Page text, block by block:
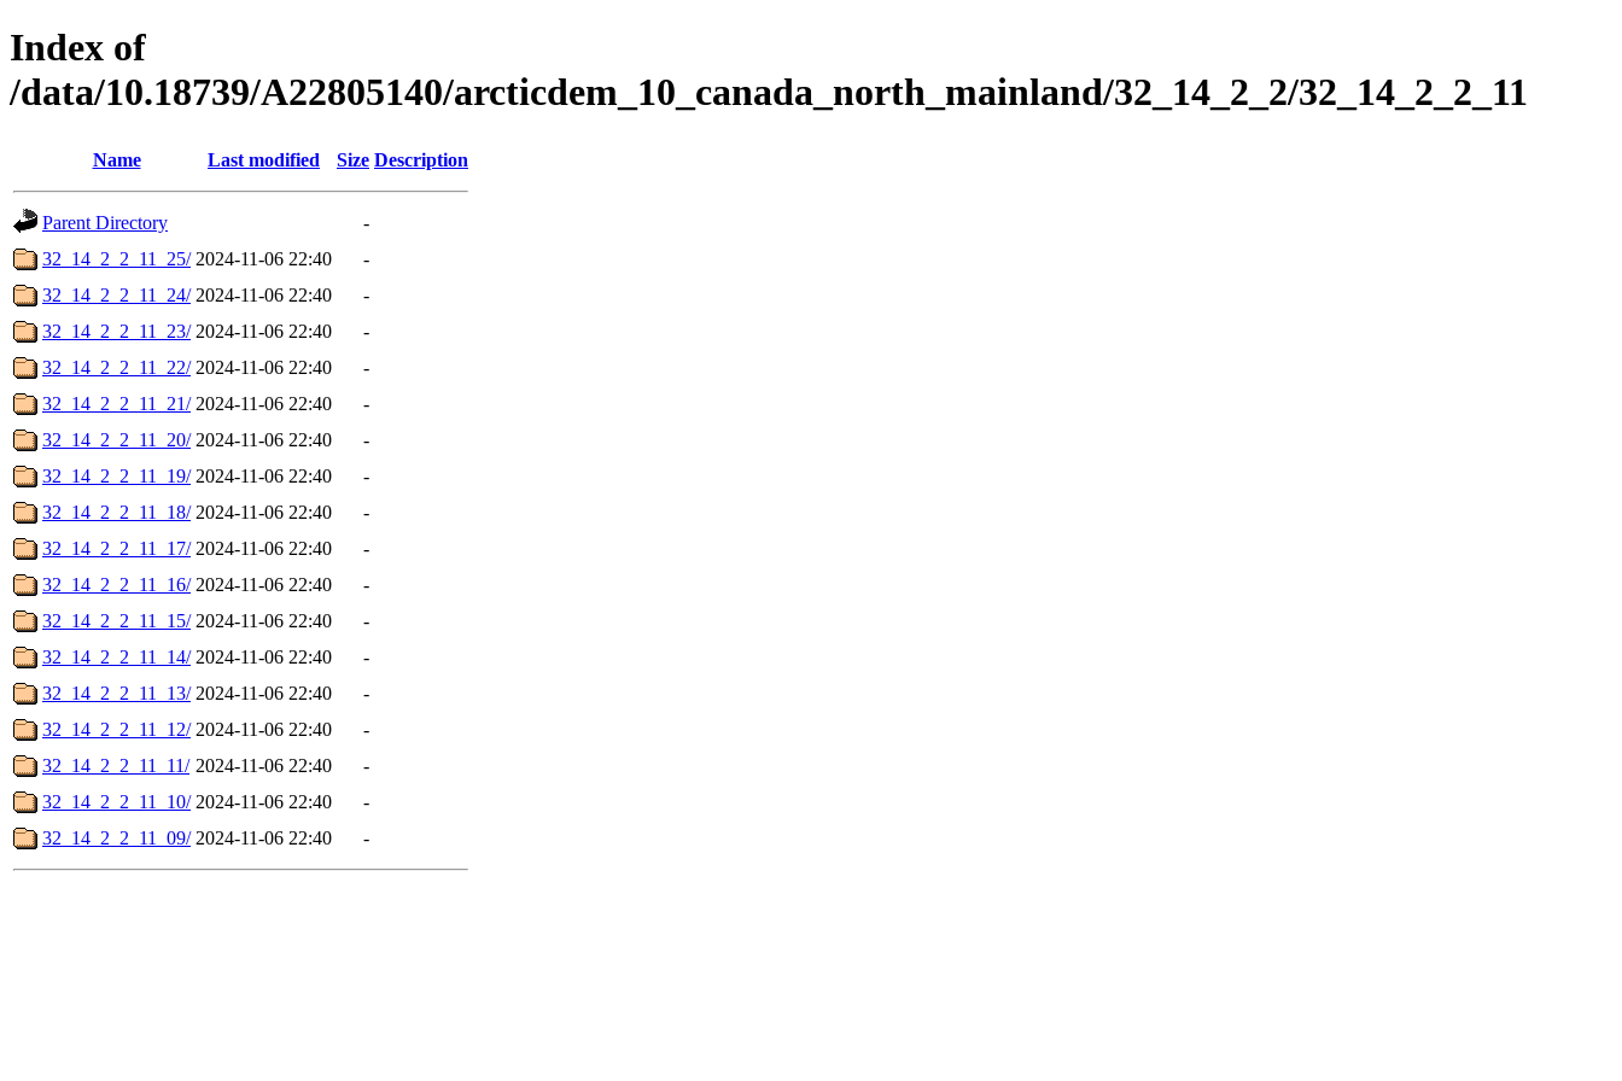
Index of
/data/10.18739/A22805140/arcticdem_10_canada_north_mainland/32_14_2_2/32_14_2_2_11
Name Last modified Size Description
Parent Directory
-
32_14_2_2_11_25/ 2024-11-06 22:40
-
32_14_2_2_11_24/ 2024-11-06 22:40
-
32_14_2_2_11_23/ 2024-11-06 22:40
-
32_14_2_2_11_22/ 2024-11-06 22:40
-
32_14_2_2_11_21/ 2024-11-06 22:40
-
32_14_2_2_11_20/ 2024-11-06 22:40
-
32_14_2_2_11_19/ 2024-11-06 22:40
-
32_14_2_2_11_18/ 2024-11-06 22:40
-
32_14_2_2_11_17/ 2024-11-06 22:40
-
32_14_2_2_11_16/ 2024-11-06 22:40
-
32_14_2_2_11_15/ 2024-11-06 22:40
-
32_14_2_2_11_14/ 2024-11-06 22:40
-
32_14_2_2_11_13/ 2024-11-06 22:40
-
32_14_2_2_11_12/ 2024-11-06 22:40
-
32_14_2_2_11_11/ 2024-11-06 22:40
-
32_14_2_2_11_10/ 2024-11-06 22:40
-
32_14_2_2_11_09/ 2024-11-06 22:40 -